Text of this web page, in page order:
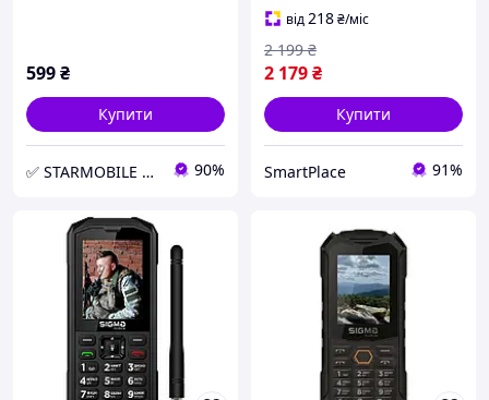
599₴
Купити
✅ STARMOBILE PARTS Інтернет-магазин запчастин для ремонту мобільного телефону та планшета 90%
від218₴/міс
2 179₴
2 199 ₴
Купити
SmartPlace 91%